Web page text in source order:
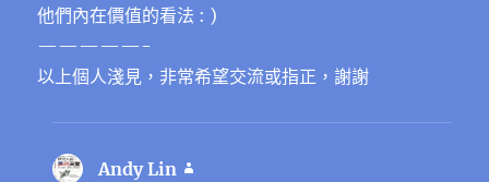
他們內在價值的看法 : )
—————-
以上個人淺見，非常希望交流或指正，謝謝
Andy Lin